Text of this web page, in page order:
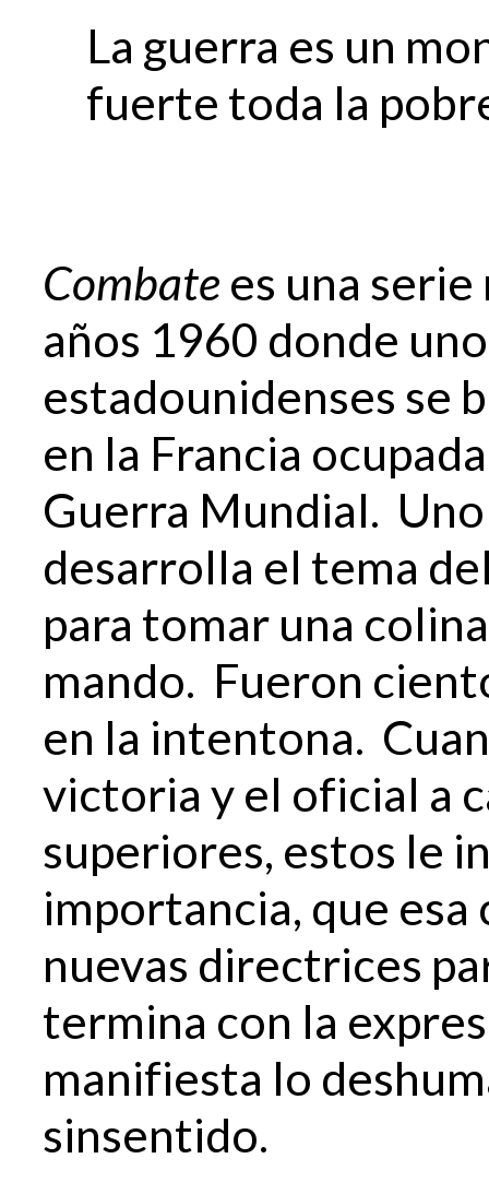
La guerra es un
fuerte toda la
Combate es una
años 1960 donde
estadounidenses se
en la Francia
Guerra Mundial.
desarrolla el tema
para tomar una
mando. Fueron
en la intentona.
victoria y el oficial a
superiores, estos le
importancia, que esa
nuevas directrices
termina con la
manifiesta lo
sinsentido.